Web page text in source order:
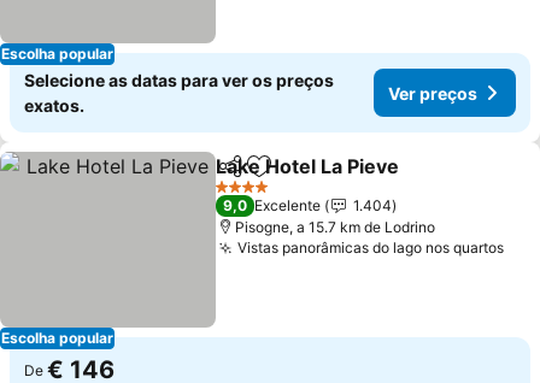
Escolha popular
Selecione as datas para ver os preços
exatos.
Ver preços
Escolha popular
PartilharAdicionar aos favoritos
Lake Hotel La Pieve
4 Estrelas
9,0 Excelente
1.404
Pisogne, a 15.7 km de Lodrino
Vistas panorâmicas do lago nos quartosVer
De € 146